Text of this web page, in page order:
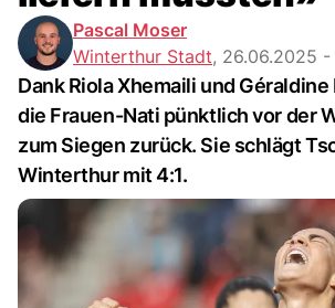
Pascal Moser
Winterthur Stadt, 26.06.2025 -
Dank Riola Xhemaili und
die Frauen-Nati pünktlich vor der
zum Siegen zurück. Sie schlägt
Winterthur mit 4:1.